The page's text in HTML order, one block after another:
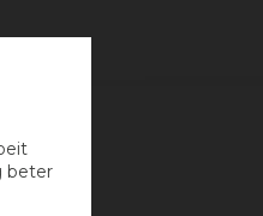
beter